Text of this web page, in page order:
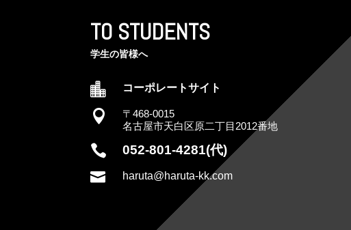
TO STUDENTS
学生の皆様へ
 コーポレートサイト

〒468-0015
名古屋市天白区原二丁目2012番地
 052-801-4281(代)
 haruta@haruta-kk.com